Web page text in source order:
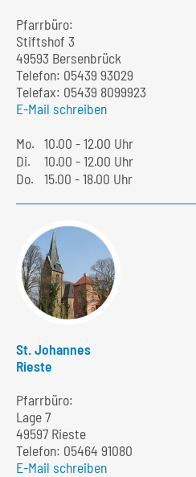
Pfarrbüro:
Stiftshof 3
49593 Bersenbrück
Telefon: 05439 93029
Telefax: 05439 8099923
E-Mail schreiben
Mo. 10.00 - 12.00 Uhr
Di.
10.00 - 12.00 Uhr
Do.
15.00 - 18.00 Uhr
St. Johannes
Rieste
Pfarrbüro:
Lage 7
49597 Rieste
Telefon: 05464 91080
E-Mail schreiben